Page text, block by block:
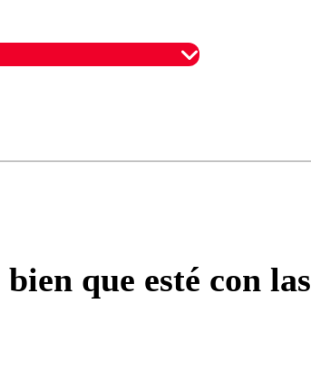
que esté con las